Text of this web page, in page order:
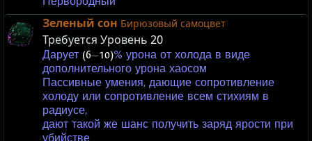
Зеленый сон Бирюзовый самоцвет
Требуется Уровень 20
Дарует (6—10)% урона от холода в виде
дополнительного урона хаосом
Пассивные умения, дающие сопротивление
холоду или сопротивление всем стихиям в
радиусе,
дают такой же шанс получить заряд ярости при
убийстве